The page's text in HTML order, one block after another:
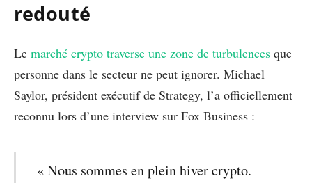
redouté
Le marché crypto traverse une zone de turbulences que
personne dans le secteur ne peut ignorer. Michael
Saylor, président exécutif de Strategy, l’a officiellement
reconnu lors d’une interview sur Fox Business :
« Nous sommes en plein hiver crypto.